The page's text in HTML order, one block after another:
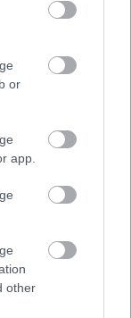
or
app.
other
a korábbi
belépő